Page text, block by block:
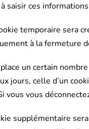
ces
temporaire sera
à la fermeture
un certain
jours, celle d’un
vous vous
supplémentaire